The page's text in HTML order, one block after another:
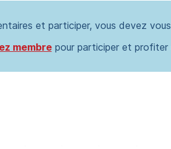
et participer, vous devez
membrepour participer et profiter